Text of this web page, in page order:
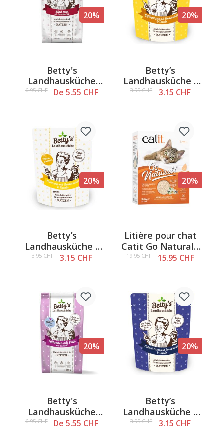
20%
Betty's
Landhausküche
Adult - Bœuf pur,
6.95 CHF De 5.55 CHF
20%
Betty’s
Landhausküche -
Volaille pure &
pour chats, 250 g
3.95 CHF 3.15 CHF
20%
Betty’s
Landhausküche -
Poulet pur & huile
pour chats, 250 g
3.95 CHF 3.15 CHF
20%
Litière pour chat
Catit Go Natural -
Pois & Vanille, 5,6
19.95 CHF 15.95 CHF
20%
Betty's
Landhausküche
Kitten - Poulet &
6.95 CHF De 5.55 CHF
20%
Betty’s
Landhausküche –
Sachet de produits
3.95 CHF 3.15 CHF